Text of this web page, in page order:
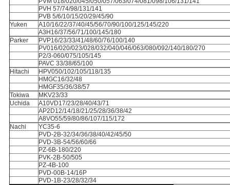
PVH 57/74/98/131/141
PVB 5/6/10/15/20/29/45/90
Yuken
A10/16/22/37/40/45/56/70/90/100/125/145/220
A3H16/37/56/71/100/145/180
Parker
PVP16/23/33/41/48/60/76/100/140
PV016/020/023/028/032/040/046/063/080/092/140/180/270
P2/3-060/075/105/145
PAVC 33/38/65/100
Hitachi
HPV050/102/105/118/135
HMGC16/32/48
HMGF35/36/38/57
Tokiwa
MKV23/33
Uchida
A10VD17/23/28/40/43/71
AP2D12/14/18/21/25/28/36/38/42
A8VO55/59/80/86/107/115/172
Nachi
YC35-6
PVD-2B-32/34/36/38/40/42/45/50
PVD-3B-54/56/60/66
PZ-6B-180/220
PVK-2B-50/505
PZ-4B-100
PVD-00B-14/16P
PVD-1B-23/28/32/34